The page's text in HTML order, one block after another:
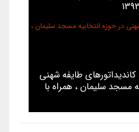
طایفه شهنی
مسجد سلیمان ، همراه با